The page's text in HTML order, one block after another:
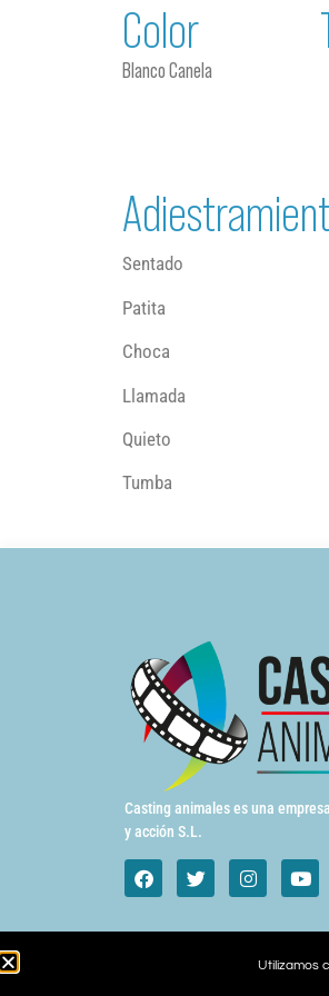
Color
Blanco Canela
Sentado
Patita
Choca
Llamada
Quieto
Tumba
Casting animales es una
y acción S.L.
Utilizamos